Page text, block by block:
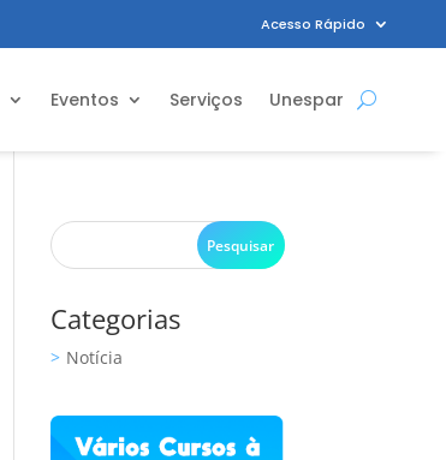
Acesso Rápido
Eventos Serviços Unespar
Categorias
Notícia